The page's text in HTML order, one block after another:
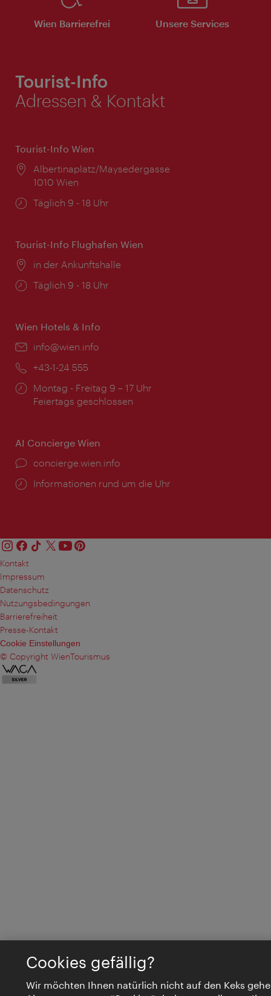
Wien Barrierefrei Unsere Services
Tourist-Info
Adressen & Kontakt
Tourist-Info Wien
Ort:
Albertinaplatz/Maysedergasse
1010 Wien
Öffnungszeiten:
Täglich 9 - 18 Uhr
Tourist-Info Flughafen Wien
Ort:
in der Ankunftshalle
Öffnungszeiten:
Täglich 9 - 18 Uhr
Wien Hotels & Info
Email:
info@wien.info
Telefon:
+43-1-24 555
Öffnungszeiten:
Montag - Freitag 9 – 17 Uhr
Feiertags geschlossen
AI Concierge Wien
Ort:
concierge.wien.info
Öffnungszeiten:
Informationen rund um die Uhr
Kontakt
Impressum
Datenschutz
Nutzungsbedingungen
Barrierefreiheit
Presse-Kontakt
Cookie Einstellungen
© Copyright WienTourismus
Cookies gefällig?
Wir möchten Ihnen natürlich nicht auf den Keks